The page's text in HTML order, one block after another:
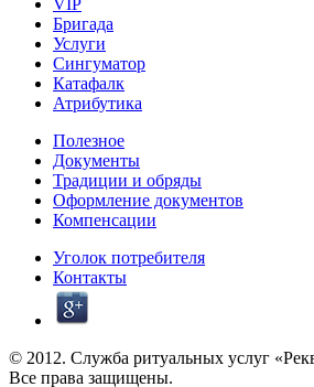
Бригада
Услуги
Сингуматор
Катафалк
Атрибутика
Полезное
Документы
Традиции и обряды
Оформление документов
Компенсации
Уголок потребителя
Контакты
© 2012. Служба ритуальных услуг
Все права защищены.